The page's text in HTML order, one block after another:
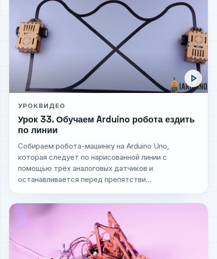
play_arrow
УРОКВИДЕО
Урок 33. Обучаем Arduino робота ездить
по линии
Собираем робота-машинку на Arduino Uno,
которая следует по нарисованной линии с
помощью трёх аналоговых датчиков и
останавливается перед препятстви...